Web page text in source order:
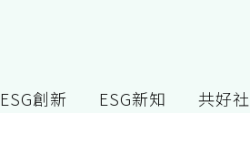
ESG創新 ESG新知 共好